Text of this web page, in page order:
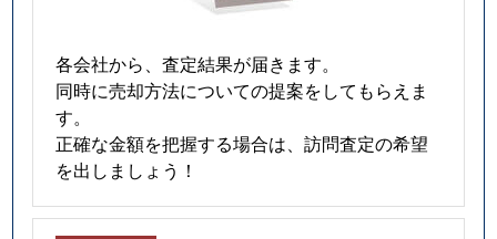
各会社から、査定結果が届きます。
同時に売却方法についての提案をしてもらえま
す。
正確な金額を把握する場合は、訪問査定の希望
を出しましょう！